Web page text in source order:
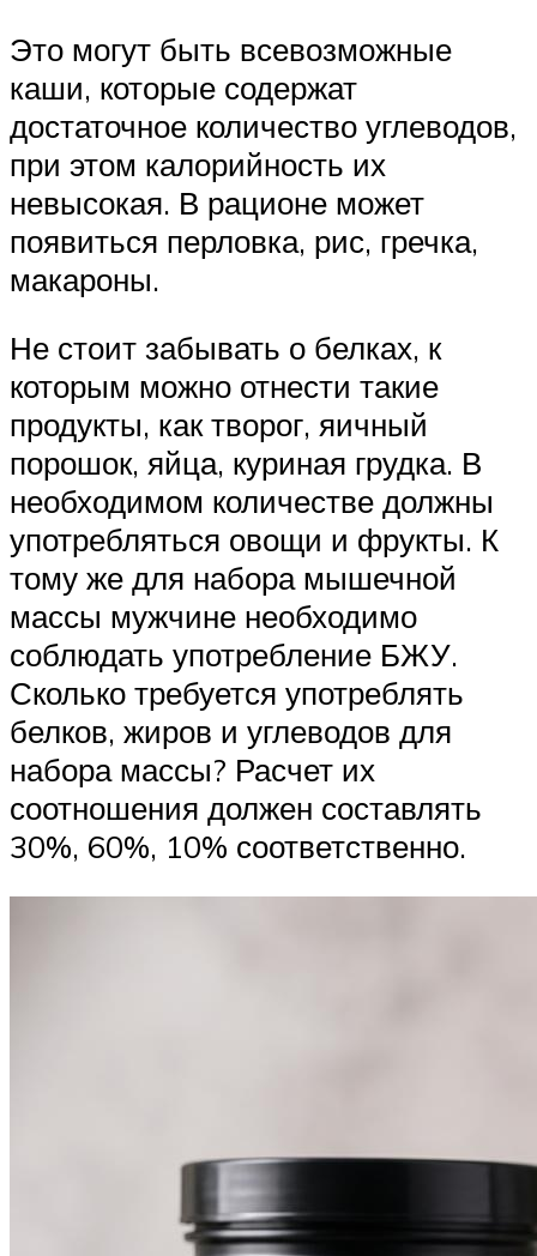
Это могут быть всевозможные
каши, которые содержат
достаточное количество углеводов,
при этом калорийность их
невысокая. В рационе может
появиться перловка, рис, гречка,
макароны.
Не стоит забывать о белках, к
которым можно отнести такие
продукты, как творог, яичный
порошок, яйца, куриная грудка. В
необходимом количестве должны
употребляться овощи и фрукты. К
тому же для набора мышечной
массы мужчине необходимо
соблюдать употребление БЖУ.
Сколько требуется употреблять
белков, жиров и углеводов для
набора массы? Расчет их
соотношения должен составлять
30%, 60%, 10% соответственно.